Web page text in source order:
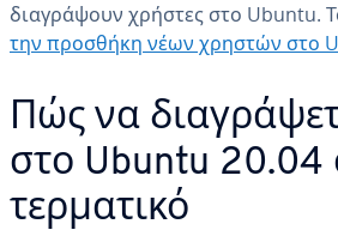
διαγράψουν χρήστες στο Ubuntu.
την προσθήκη νέων χρηστών στο
Πώς να
στο Ubuntu 20.04
τερματικό